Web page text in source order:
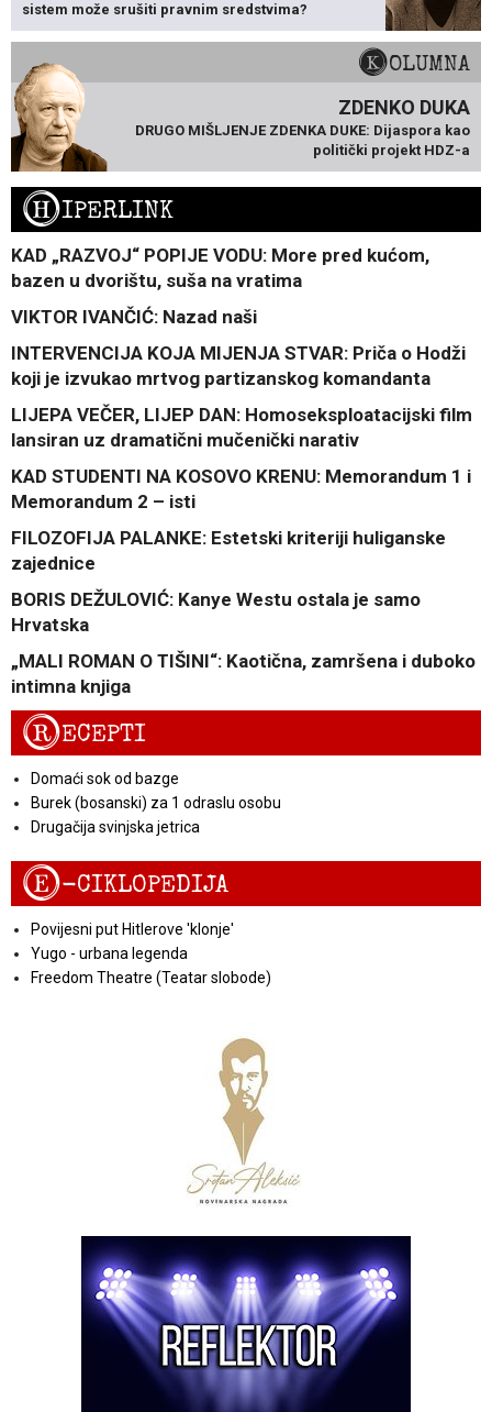
sistem može srušiti pravnim sredstvima?
KOLUMNA
ZDENKO DUKA
DRUGO MIŠLJENJE ZDENKA DUKE: Dijaspora kao
politički projekt HDZ-a
HIPERLINK
KAD „RAZVOJ“ POPIJE VODU: More pred kućom,
bazen u dvorištu, suša na vratima
VIKTOR IVANČIĆ: Nazad naši
INTERVENCIJA KOJA MIJENJA STVAR: Priča o Hodži
koji je izvukao mrtvog partizanskog komandanta
LIJEPA VEČER, LIJEP DAN: Homoseksploatacijski film
lansiran uz dramatični mučenički narativ
KAD STUDENTI NA KOSOVO KRENU: Memorandum 1 i
Memorandum 2 – isti
FILOZOFIJA PALANKE: Estetski kriteriji huliganske
zajednice
BORIS DEŽULOVIĆ: Kanye Westu ostala je samo
Hrvatska
„MALI ROMAN O TIŠINI“: Kaotična, zamršena i duboko
intimna knjiga
RECEPTI
Domaći sok od bazge
Burek (bosanski) za 1 odraslu osobu
Drugačija svinjska jetrica
E-CIKLOPEDIJA
Povijesni put Hitlerove 'klonje'
Yugo - urbana legenda
Freedom Theatre (Teatar slobode)